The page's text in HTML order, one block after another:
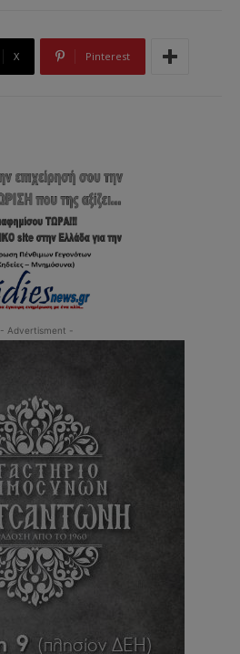
X Pinterest
- Advertisment -